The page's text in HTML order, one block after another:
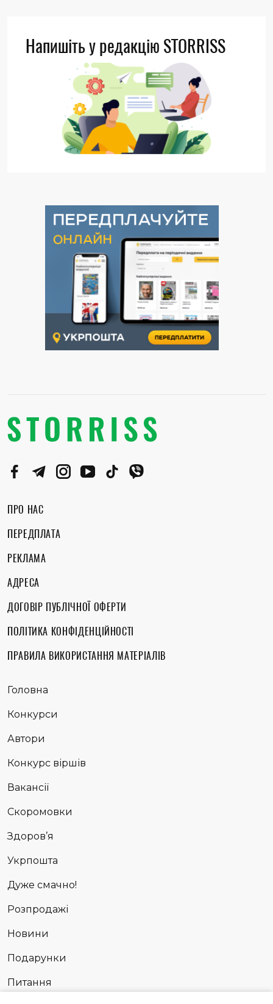
Напишіть у редакцію STORRISS
ПРО НАС
ПЕРЕДПЛАТА
РЕКЛАМА
АДРЕСА
ДОГОВІР ПУБЛІЧНОЇ ОФЕРТИ
ПОЛІТИКА КОНФІДЕНЦІЙНОСТІ
ПРАВИЛА ВИКОРИСТАННЯ МАТЕРІАЛІВ
Головна
Конкурси
Автори
Конкурс віршів
Вакансії
Скоромовки
Здоров’я
Укрпошта
Дуже смачно!
Розпродажі
Новини
Подарунки
Питання